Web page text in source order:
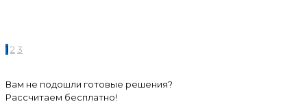
1 2 3
Вам не подошли готовые решения?
Рассчитаем бесплатно!